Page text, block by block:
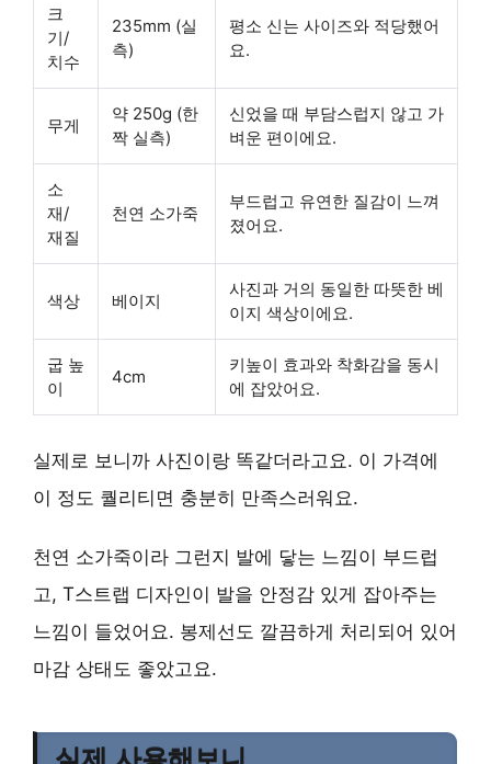
크
기/
치수
235mm (실
측)
평소 신는 사이즈와 적당했어
요.
무게
약 250g (한
짝 실측)
신었을 때 부담스럽지 않고 가
벼운 편이에요.
소
재/
재질
천연 소가죽
부드럽고 유연한 질감이 느껴
졌어요.
색상 베이지
사진과 거의 동일한 따뜻한 베
이지 색상이에요.
굽 높
이
4cm
키높이 효과와 착화감을 동시
에 잡았어요.
실제로 보니까 사진이랑 똑같더라고요. 이 가격에
이 정도 퀄리티면 충분히 만족스러워요.
천연 소가죽이라 그런지 발에 닿는 느낌이 부드럽
고, T스트랩 디자인이 발을 안정감 있게 잡아주는
느낌이 들었어요. 봉제선도 깔끔하게 처리되어 있어
마감 상태도 좋았고요.